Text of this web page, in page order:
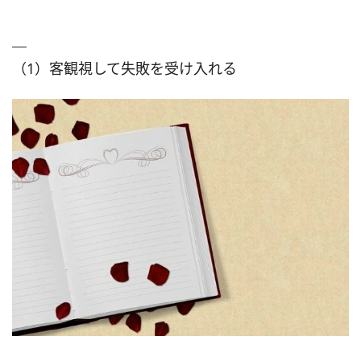
（1）客観視して失敗を受け入れる